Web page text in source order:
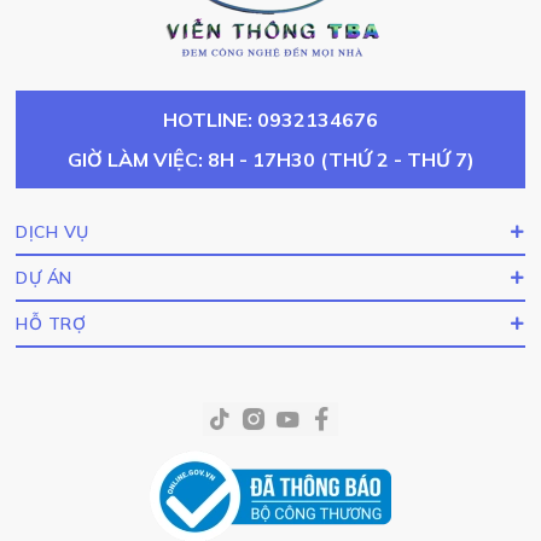
HOTLINE: 0932134676
GIỜ LÀM VIỆC: 8H - 17H30 (THỨ 2 - THỨ 7)
DỊCH VỤ
DỰ ÁN
HỖ TRỢ